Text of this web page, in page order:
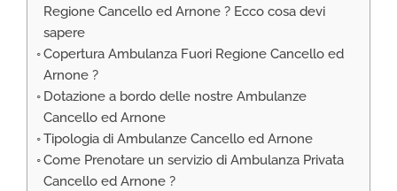
Regione Cancello ed Arnone ? Ecco cosa devi
sapere
Copertura Ambulanza Fuori Regione Cancello ed
Arnone ?
Dotazione a bordo delle nostre Ambulanze
Cancello ed Arnone
Tipologia di Ambulanze Cancello ed Arnone
Come Prenotare un servizio di Ambulanza Privata
Cancello ed Arnone ?